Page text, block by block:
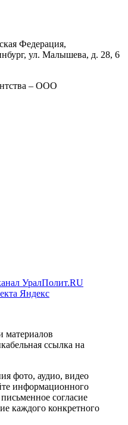
Федерация,
, ул. Малышева, д. 28, 6
– ООО
УралПолит.RU
Яндекс
материалов
ссылка на
фото, аудио, видео
информационного
согласие
каждого конкретного